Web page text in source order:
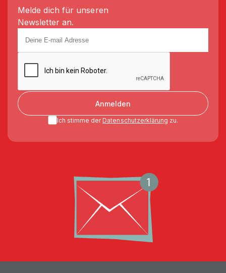
Melde dich für unseren
Newsletter an.
Anmelden
Ich stimme der Datenschutzerklärung zu.